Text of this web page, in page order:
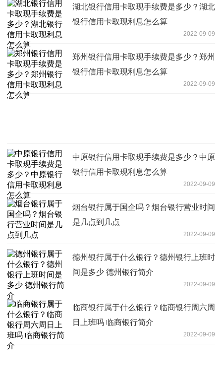
湖北银行信用卡取现手续费是多少？湖北
银行信用卡取现利息怎么算
2022-09-09
郑州银行信用卡取现手续费是多少？郑州
银行信用卡取现利息怎么算
2022-09-09
中原银行信用卡取现手续费是多少？中原
银行信用卡取现利息怎么算
2022-09-09
烟台银行属于国企吗？烟台银行营业时间
是几点到几点
2022-09-09
德州银行属于什么银行？德州银行上班时
间是多少 德州银行简介
2022-09-09
临商银行属于什么银行？临商银行周六周
日上班吗 临商银行简介
2022-09-09